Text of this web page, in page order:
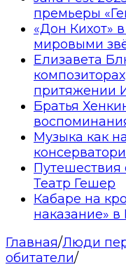
премьеры
«Дон Кихот»
мировыми
Елизавета
притяжении
Братья
Музыка как
Театр Гешер
Кабаре на
наказание»
Главная/Люди
обитатели/